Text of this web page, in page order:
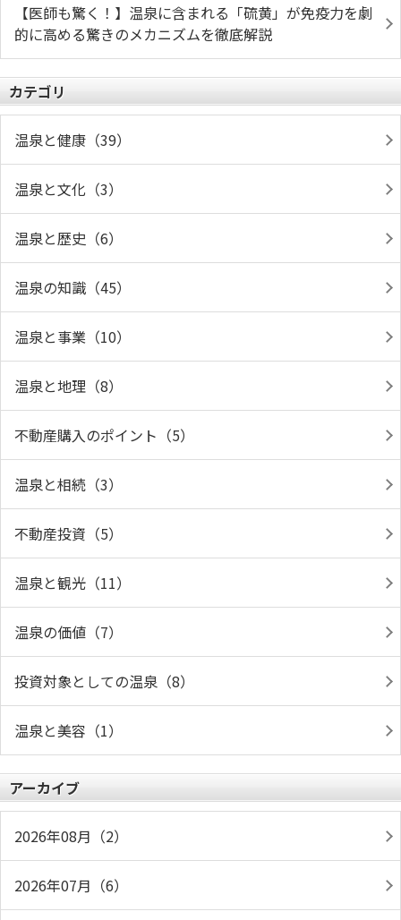
【医師も驚く！】温泉に含まれる「硫黄」が免疫力を劇
的に高める驚きのメカニズムを徹底解説
カテゴリ
温泉と健康（39）
温泉と文化（3）
温泉と歴史（6）
温泉の知識（45）
温泉と事業（10）
温泉と地理（8）
不動産購入のポイント（5）
温泉と相続（3）
不動産投資（5）
温泉と観光（11）
温泉の価値（7）
投資対象としての温泉（8）
温泉と美容（1）
アーカイブ
2026年08月（2）
2026年07月（6）